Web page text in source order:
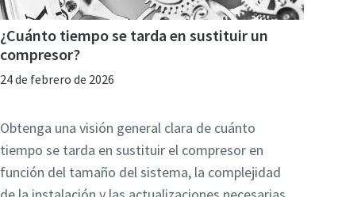
¿Cuánto tiempo se tarda en sustituir un
compresor?
24 de febrero de 2026
Obtenga una visión general clara de cuánto
tiempo se tarda en sustituir el compresor en
función del tamaño del sistema, la complejidad